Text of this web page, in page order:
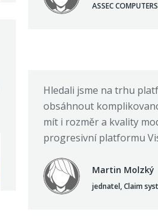
ASSEC COMPUTERS
Hledali jsme na trhu
obsáhnout
mít i rozměr a kvality
progresivní platformu
Martin Molzký
jednatel, Claim